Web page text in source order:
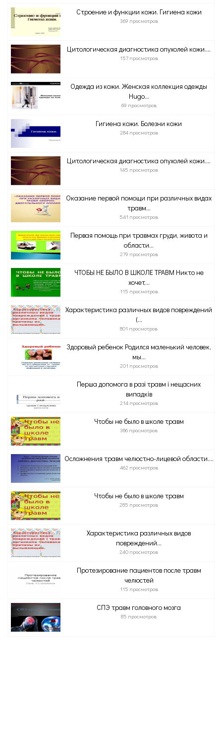
Строение и функции кожи. Гигиена кожи
369 просмотров
Цитологическая диагностика опухолей кожи....
157 просмотров
Одежда из кожи. Женская коллекция одежды
Hugo...
69 просмотров
Гигиена кожи. Болезни кожи
284 просмотров
Цитологическая диагностика опухолей кожи....
145 просмотров
Оказание первой помощи при различных видах
травм...
541 просмотров
Первая помощь при травмах груди, живота и
области...
279 просмотров
ЧТОБЫ НЕ БЫЛО В ШКОЛЕ ТРАВМ Никто не
хочет...
115 просмотров
Характеристика различных видов повреждений
(...
801 просмотров
Здоровый ребенок Родился маленький человек,
мы...
201 просмотров
Перша допомога в разі травм і нещасних
випадків
214 просмотров
Чтобы не было в школе травм
386 просмотров
Осложнения травм челюстно-лицевой области....
462 просмотров
Чтобы не было в школе травм
285 просмотров
Характеристика различных видов
повреждений...
240 просмотров
Протезирование пациентов после травм
челюстей
115 просмотров
СПЭ травм головного мозга
85 просмотров